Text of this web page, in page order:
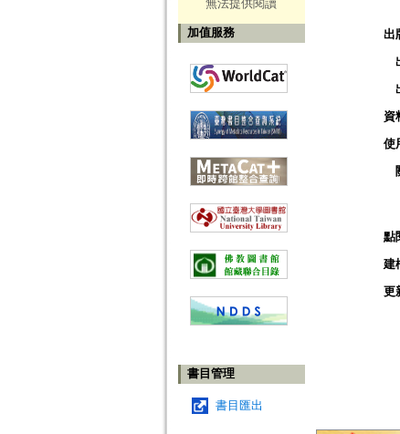
無法提供閱讀
加值服務
書目管理
書目匯出
出
資
使
點
建
更